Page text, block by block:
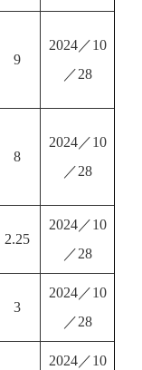
9
2024／10
／28
8
2024／10
／28
2.25
2024／10
／28
3
2024／10
／28
2024／10